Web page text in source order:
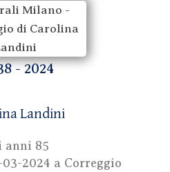
- 2024
Landini
anni 85
03-2024 a Correggio